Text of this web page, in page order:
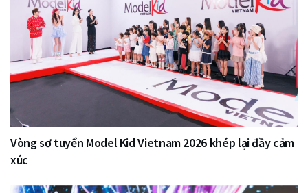
Vòng sơ tuyển Model Kid Vietnam 2026 khép lại đầy cảm
xúc